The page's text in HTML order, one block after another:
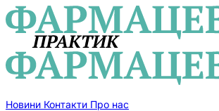
Новини Контакти Про нас